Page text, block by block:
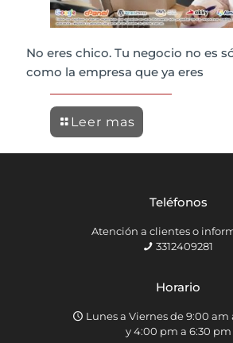
No eres chico. Tu negocio no es
como la empresa que ya eres
Leer mas
Teléfonos
Atención a clientes o
3312409281
Horario
Lunes a Viernes de 9:00 am
y 4:00 pm a 6:30 pm